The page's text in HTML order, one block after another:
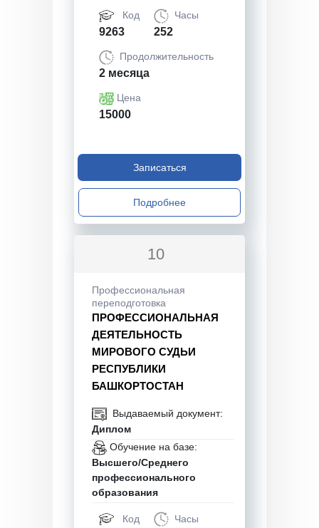
Код
9263
Часы
252
Продолжительность
2 месяца
Цена
15000
Записаться
Подробнее
10
Профессиональная
переподготовка
ПРОФЕССИОНАЛЬНАЯ
ДЕЯТЕЛЬНОСТЬ
МИРОВОГО СУДЬИ
РЕСПУБЛИКИ
БАШКОРТОСТАН
Выдаваемый документ:
Диплом
Обучение на базе:
Высшего/Среднего
профессионального
образования
Код Часы